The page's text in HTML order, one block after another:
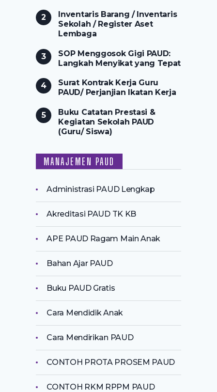
Inventaris Barang / Inventaris
Sekolah / Register Aset
Lembaga
SOP Menggosok Gigi PAUD:
Langkah Menyikat yang Tepat
Surat Kontrak Kerja Guru
PAUD/ Perjanjian Ikatan Kerja
Buku Catatan Prestasi &
Kegiatan Sekolah PAUD
(Guru/ Siswa)
MANAJEMEN PAUD
Administrasi PAUD Lengkap
Akreditasi PAUD TK KB
APE PAUD Ragam Main Anak
Bahan Ajar PAUD
Buku PAUD Gratis
Cara Mendidik Anak
Cara Mendirikan PAUD
CONTOH PROTA PROSEM PAUD
CONTOH RKM RPPM PAUD